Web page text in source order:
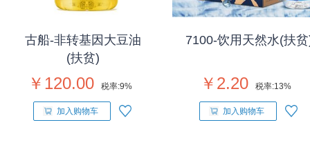
古船-非转基因大豆油
(扶贫)
￥120.00 税率:9%
加入购物车
7100-饮用天然水(扶
￥2.20 税率:13%
加入购物车